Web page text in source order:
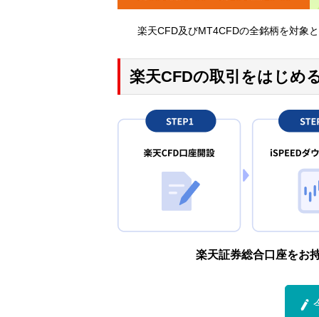
楽天CFD及びMT4CFDの全銘柄を対象
楽天CFDの取引をはじめ
楽天証券総合口座をお
